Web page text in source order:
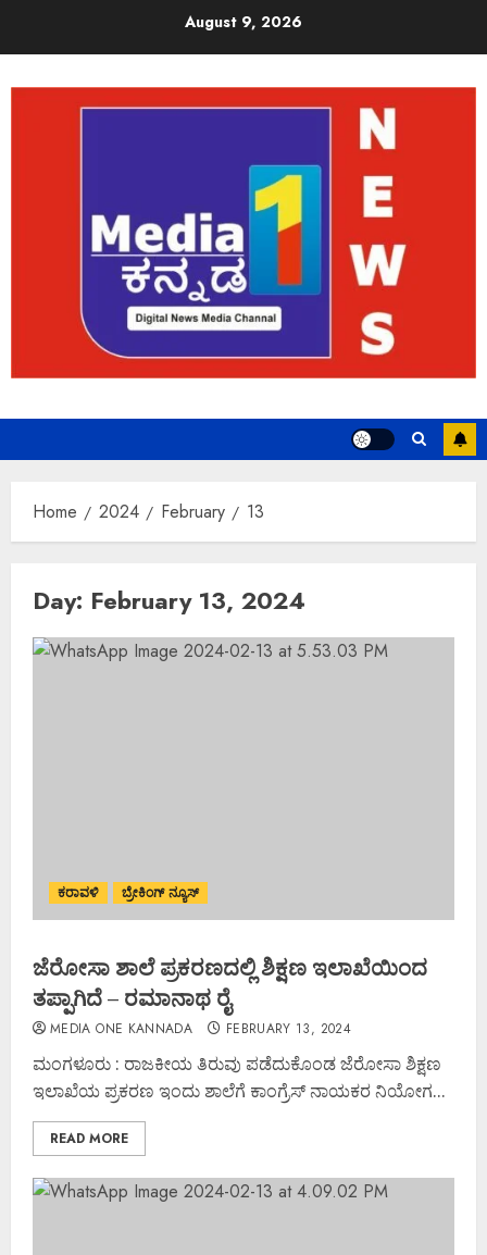
August 9, 2026
Home 2024 February 13
Day: February 13, 2024
ಕರಾವಳಿ ಬ್ರೇಕಿಂಗ್ ನ್ಯೂಸ್
ಜೆರೋಸಾ ಶಾಲೆ ಪ್ರಕರಣದಲ್ಲಿ ಶಿಕ್ಷಣ ಇಲಾಖೆಯಿಂದ
ತಪ್ಪಾಗಿದೆ – ರಮಾನಾಥ ರೈ
MEDIA ONE KANNADA FEBRUARY 13, 2024
ಮಂಗಳೂರು : ರಾಜಕೀಯ ತಿರುವು ಪಡೆದುಕೊಂಡ ಜೆರೋಸಾ ಶಿಕ್ಷಣ
ಇಲಾಖೆಯ ಪ್ರಕರಣ ಇಂದು ಶಾಲೆಗೆ ಕಾಂಗ್ರೆಸ್ ನಾಯಕರ ನಿಯೋಗ...
READ MORE